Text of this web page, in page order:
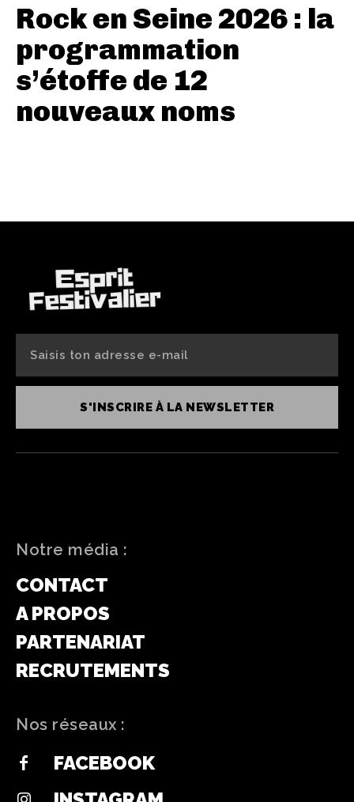
Rock en Seine 2026 : la
programmation
s’étoffe de 12
nouveaux noms
S'INSCRIRE À LA NEWSLETTER
Notre média :
CONTACT
A PROPOS
PARTENARIAT
RECRUTEMENTS
Nos réseaux :
FACEBOOK